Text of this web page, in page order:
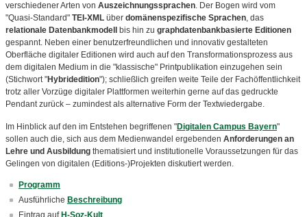
verschiedener Arten von Auszeichnungssprachen. Der Bogen wird vom
"Quasi-Standard" TEI-XML über domänenspezifische Sprachen, das
relationale Datenbankmodell
bis hin zu graphdatenbankbasierte Editionen
gespannt. Neben einer benutzerfreundlichen und innovativ gestalteten
Oberfläche digitaler Editionen wird auch auf den Transformationsprozess aus
dem digitalen Medium in die "klassische" Printpublikation einzugehen sein
(Stichwort "Hybridedition"); schließlich greifen weite Teile der Fachöffentlichkeit
trotz aller Vorzüge digitaler Plattformen weiterhin gerne auf das gedruckte
Pendant zurück – zumindest als alternative Form der Textwiedergabe.
Im Hinblick auf den im Entstehen begriffenen "Digitalen Campus Bayern"
sollen auch die, sich aus dem Medienwandel ergebenden Anforderungen an
Lehre und Ausbildung thematisiert und institutionelle Voraussetzungen für das
Gelingen von digitalen (Editions-)Projekten diskutiert werden.
Programm
Ausführliche Beschreibung
Eintrag auf H-Soz-Kult